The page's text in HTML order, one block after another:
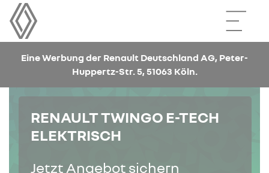
Eine Werbung der Renault Deutschland AG, Peter-
Huppertz-Str. 5, 51063 Köln.
RENAULT TWINGO E-TECH
ELEKTRISCH
Jetzt Angebot sichern